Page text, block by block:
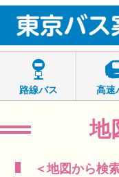
路線バス 高速
地
＜地図から検